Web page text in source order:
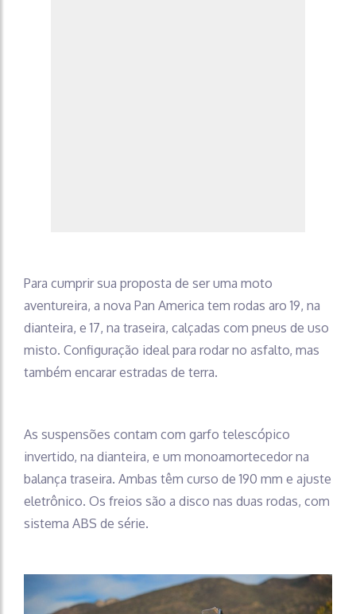
Para cumprir sua proposta de ser uma moto
aventureira, a nova Pan America tem rodas aro 19, na
dianteira, e 17, na traseira, calçadas com pneus de uso
misto. Configuração ideal para rodar no asfalto, mas
também encarar estradas de terra.
As suspensões contam com garfo telescópico
invertido, na dianteira, e um monoamortecedor na
balança traseira. Ambas têm curso de 190 mm e ajuste
eletrônico. Os freios são a disco nas duas rodas, com
sistema ABS de série.